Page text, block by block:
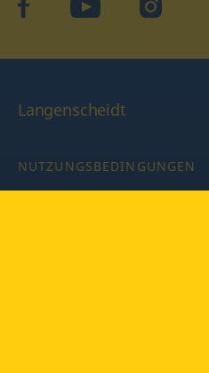
facebookYouTube Instagram
Langenscheidt
NUTZUNGSBEDINGUNGEN